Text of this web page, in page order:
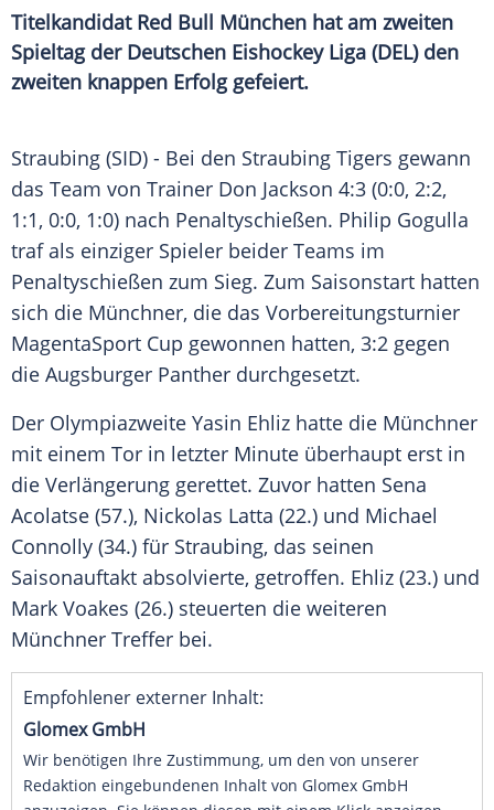
Titelkandidat Red Bull München hat am zweiten
Spieltag der Deutschen Eishockey Liga (DEL) den
zweiten knappen Erfolg gefeiert.
Straubing (SID) - Bei den Straubing Tigers gewann
das Team von Trainer Don Jackson 4:3 (0:0, 2:2,
1:1, 0:0, 1:0) nach Penaltyschießen. Philip Gogulla
traf als einziger Spieler beider Teams im
Penaltyschießen zum Sieg. Zum Saisonstart hatten
sich die Münchner, die das Vorbereitungsturnier
MagentaSport Cup gewonnen hatten, 3:2 gegen
die Augsburger Panther durchgesetzt.
Der Olympiazweite Yasin Ehliz hatte die Münchner
mit einem Tor in letzter Minute überhaupt erst in
die Verlängerung gerettet. Zuvor hatten Sena
Acolatse (57.), Nickolas Latta (22.) und Michael
Connolly (34.) für Straubing, das seinen
Saisonauftakt absolvierte, getroffen. Ehliz (23.) und
Mark Voakes (26.) steuerten die weiteren
Münchner Treffer bei.
Empfohlener externer Inhalt:
Glomex GmbH
Wir benötigen Ihre Zustimmung, um den von unserer
Redaktion eingebundenen Inhalt von Glomex GmbH